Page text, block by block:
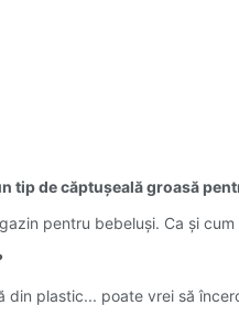
tip de căptușeală groasă
pentru bebeluși. Ca și
plastic... poate vrei să